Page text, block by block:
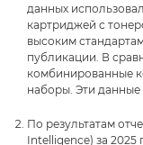
данных
картриджей с
высоким
публикации. В
комбинированные
наборы. Эти данные
По результатам
Intelligence) за 2025